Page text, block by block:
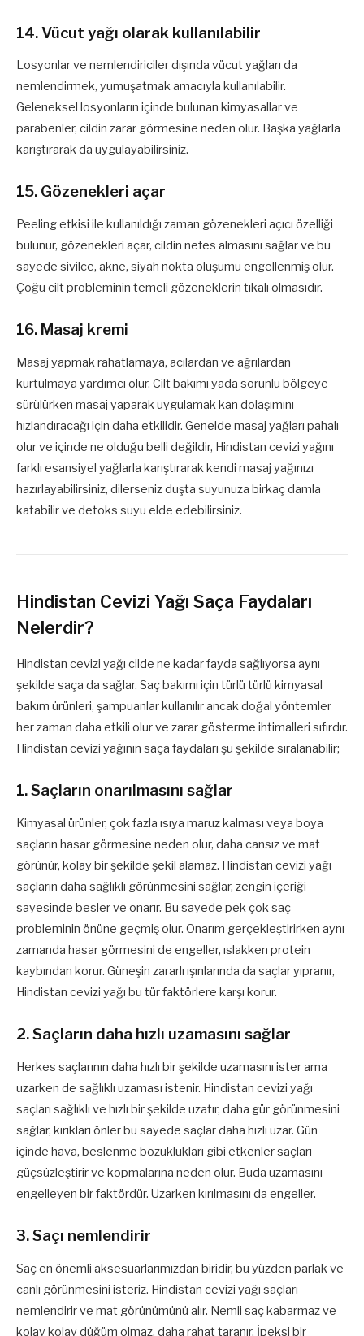
14. Vücut yağı olarak kullanılabilir
Losyonlar ve nemlendiriciler dışında vücut yağları da
nemlendirmek, yumuşatmak amacıyla kullanılabilir.
Geleneksel losyonların içinde bulunan kimyasallar ve
parabenler, cildin zarar görmesine neden olur. Başka yağlarla
karıştırarak da uygulayabilirsiniz.
15. Gözenekleri açar
Peeling etkisi ile kullanıldığı zaman gözenekleri açıcı özelliği
bulunur, gözenekleri açar, cildin nefes almasını sağlar ve bu
sayede sivilce, akne, siyah nokta oluşumu engellenmiş olur.
Çoğu cilt probleminin temeli gözeneklerin tıkalı olmasıdır.
16. Masaj kremi
Masaj yapmak rahatlamaya, acılardan ve ağrılardan
kurtulmaya yardımcı olur. Cilt bakımı yada sorunlu bölgeye
sürülürken masaj yaparak uygulamak kan dolaşımını
hızlandıracağı için daha etkilidir. Genelde masaj yağları pahalı
olur ve içinde ne olduğu belli değildir, Hindistan cevizi yağını
farklı esansiyel yağlarla karıştırarak kendi masaj yağınızı
hazırlayabilirsiniz, dilerseniz duşta suyunuza birkaç damla
katabilir ve detoks suyu elde edebilirsiniz.
Hindistan Cevizi Yağı Saça Faydaları
Nelerdir?
Hindistan cevizi yağı cilde ne kadar fayda sağlıyorsa aynı
şekilde saça da sağlar. Saç bakımı için türlü türlü kimyasal
bakım ürünleri, şampuanlar kullanılır ancak doğal yöntemler
her zaman daha etkili olur ve zarar gösterme ihtimalleri sıfırdır.
Hindistan cevizi yağının saça faydaları şu şekilde sıralanabilir;
1. Saçların onarılmasını sağlar
Kimyasal ürünler, çok fazla ısıya maruz kalması veya boya
saçların hasar görmesine neden olur, daha cansız ve mat
görünür, kolay bir şekilde şekil alamaz. Hindistan cevizi yağı
saçların daha sağlıklı görünmesini sağlar, zengin içeriği
sayesinde besler ve onarır. Bu sayede pek çok saç
probleminin önüne geçmiş olur. Onarım gerçekleştirirken aynı
zamanda hasar görmesini de engeller, ıslakken protein
kaybından korur. Güneşin zararlı ışınlarında da saçlar yıpranır,
Hindistan cevizi yağı bu tür faktörlere karşı korur.
2. Saçların daha hızlı uzamasını sağlar
Herkes saçlarının daha hızlı bir şekilde uzamasını ister ama
uzarken de sağlıklı uzaması istenir. Hindistan cevizi yağı
saçları sağlıklı ve hızlı bir şekilde uzatır, daha gür görünmesini
sağlar, kırıkları önler bu sayede saçlar daha hızlı uzar. Gün
içinde hava, beslenme bozuklukları gibi etkenler saçları
güçsüzleştirir ve kopmalarına neden olur. Buda uzamasını
engelleyen bir faktördür. Uzarken kırılmasını da engeller.
3. Saçı nemlendirir
Saç en önemli aksesuarlarımızdan biridir, bu yüzden parlak ve
canlı görünmesini isteriz. Hindistan cevizi yağı saçları
nemlendirir ve mat görünümünü alır. Nemli saç kabarmaz ve
kolay kolay düğüm olmaz, daha rahat taranır. İpeksi bir